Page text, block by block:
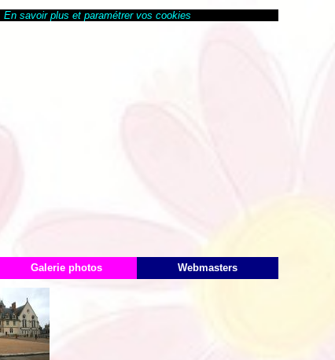
En savoir plus et paramétrer vos cookies
Galerie photos Webmasters